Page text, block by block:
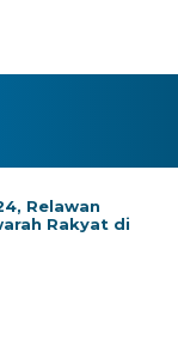
Relawan
Rakyat di